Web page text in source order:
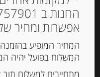
מחיר ל 100 גרם: 73.34 ש"ח
מק"ט:
אפשרות ומחיר
המחיר המופיע
המשלוח בפועל יהיה